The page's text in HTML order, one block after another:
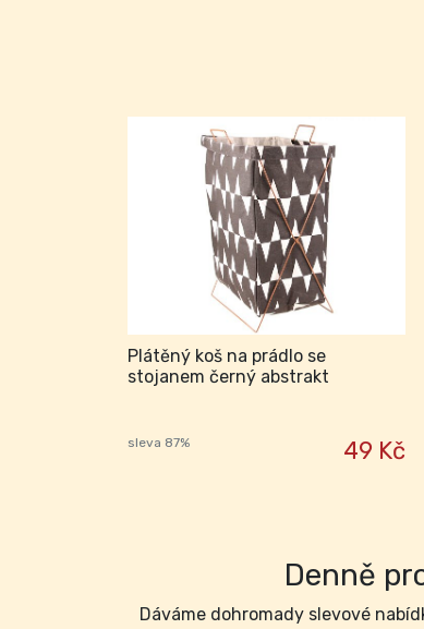
Plátěný koš na prádlo se
stojanem černý abstrakt
sleva 87% 49 Kč
Denně
Dáváme dohromady slevové